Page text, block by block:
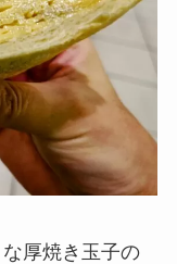
厚焼き玉子の